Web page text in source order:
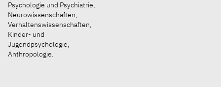
Psychologie und Psychiatrie,
Neurowissenschaften,
Verhaltenswissenschaften,
Kinder- und
Jugendpsychologie,
Anthropologie.